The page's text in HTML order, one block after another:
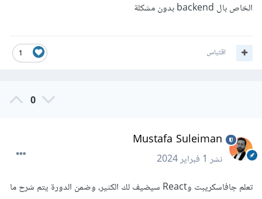
الخاص بال backend بدون مشكلة
1 اقتباس
0
Mustafa Suleiman
نشر1 فبراير 2024
تعلم جافاسكريبت وReact سيضيف لك الكثير، وضمن الدورة يتم شرح ما